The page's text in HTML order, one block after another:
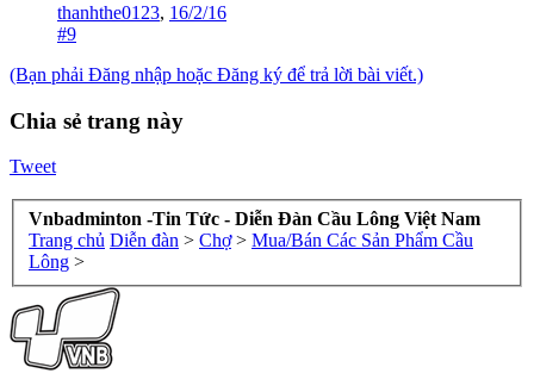
thanhthe0123, 16/2/16
#9
(Bạn phải Đăng nhập hoặc Đăng ký để trả lời bài viết.)
Chia sẻ trang này
Tweet
Vnbadminton -Tin Tức - Diễn Đàn Cầu Lông Việt Nam
Trang chủ Diễn đàn > Chợ > Mua/Bán Các Sản Phẩm Cầu
Lông >